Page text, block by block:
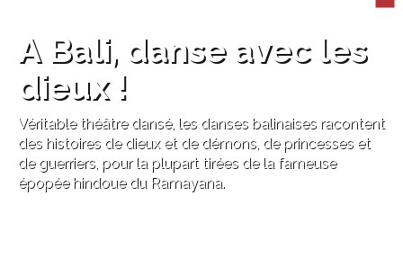
A Bali, danse avec les
dieux !
Véritable théâtre dansé, les danses balinaises racontent
des histoires de dieux et de démons, de princesses et
de guerriers, pour la plupart tirées de la fameuse
épopée hindoue du Ramayana.